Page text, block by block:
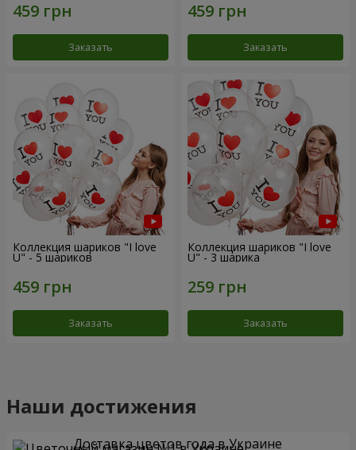
Заказать Заказать
Коллекция шариков "I love
U" - 5 шариков
Заказать
Коллекция шариков "I love
U" - 3 шарика
Заказать
Наши достижения
Доставка цветов года в Украине